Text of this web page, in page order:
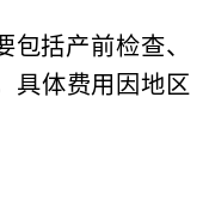
括产前检查、
具体费用因地区